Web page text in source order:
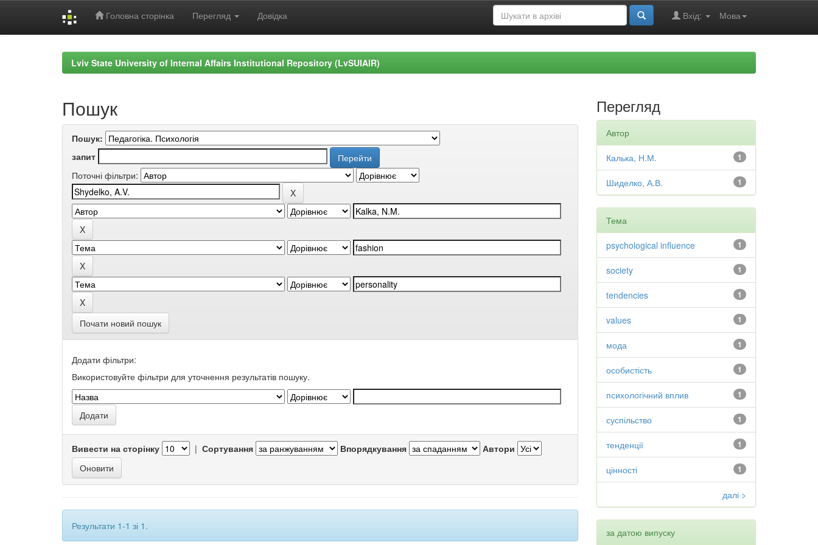
Головна сторінка Перегляд Довідка Мова
Вхід:
Lviv State University of Internal Affairs Institutional Repository (LvSUIAIR)
Пошук
Пошук:
запит
Поточні фільтри:
Почати новий пошук
Додати фільтри:
Використовуйте фільтри для уточнення результатів пошуку.
Вивести на сторінку | Сортування Впорядкування Автори
Результати 1-1 зі 1.
Перегляд
Автор
1
Калька, Н.М.
1
Шиделко, А.В.
Тема
1
psychological influence
1
society
1
tendencies
1
values
1
мода
1
особистість
1
психологічний вплив
1
суспільство
1
тенденції
1
цінності
далі >
за датою випуску